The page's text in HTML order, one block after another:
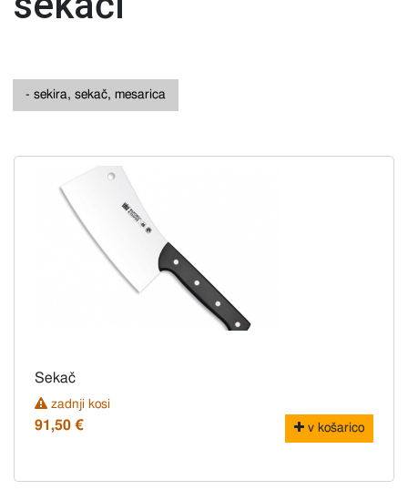
- sekira, sekač, mesarica
Sekač
zadnji kosi
91,50 € v košarico